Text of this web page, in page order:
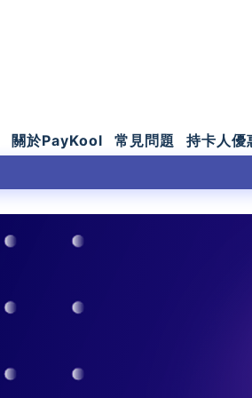
關於PayKool 常見問題
持卡人優